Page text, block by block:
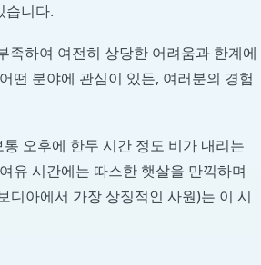
습니다.
족하여 여전히 상당한 어려움과 한계에
떤 분야에 관심이 있든, 여러분의 경험
오후에 한두 시간 정도 비가 내리는
유 시간에는 따스한 햇살을 만끽하며
디아에서 가장 상징적인 사원)는 이 시